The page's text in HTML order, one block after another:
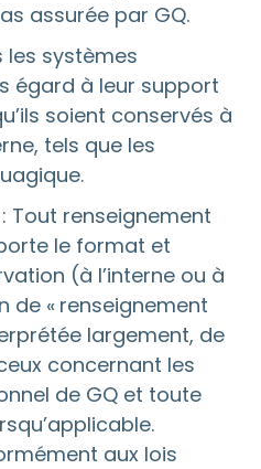
assurée par GQ.
les systèmes
égard à leur support
soient conservés à
tels que les
: Tout renseignement
le format et
(à l’interne ou à
de « renseignement
largement, de
concernant les
de GQ et toute
aux lois